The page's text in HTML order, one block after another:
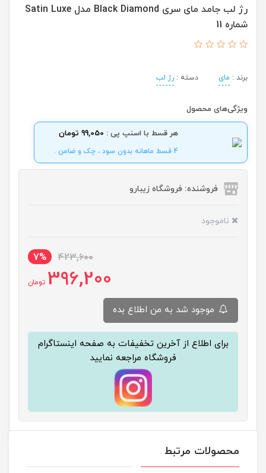
رژ لب جامد مای سری Black Diamond مدل Satin Luxe
شماره 11
برند : مای دسته : رژ لب
ویژگی‌های محصول
هر قسط با اسنپ پی : 99,050 تومان
4 قسط ماهانه بدون سود ، چک و ضامن .
فروشنده: فروشگاه زیبارو
ناموجود
423,600
7%
396,200 تومان
برای اطلاع از آخرین تخفیفات به صفحه اینستاگرام
فروشگاه مراجعه نمایید
محصولات مرتبط